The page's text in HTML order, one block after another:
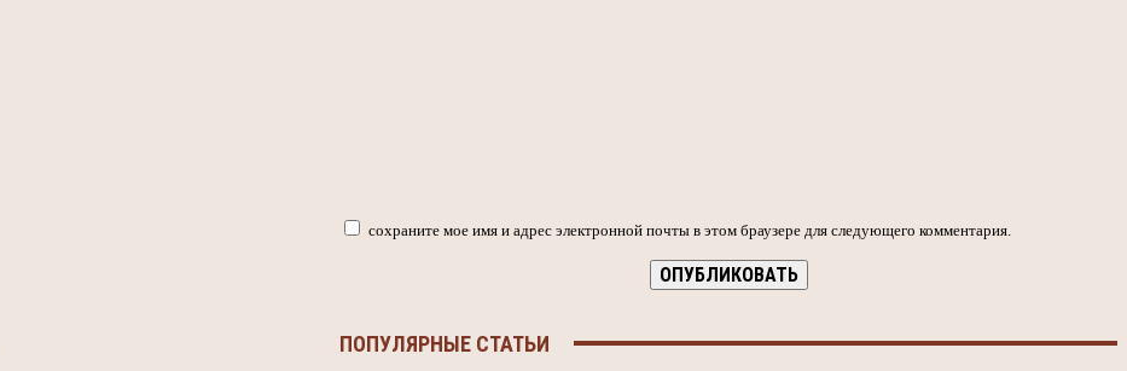
сохраните мое имя и адрес электронной почты в этом браузере для следующего комментария.
ПОПУЛЯРНЫЕ СТАТЬИ